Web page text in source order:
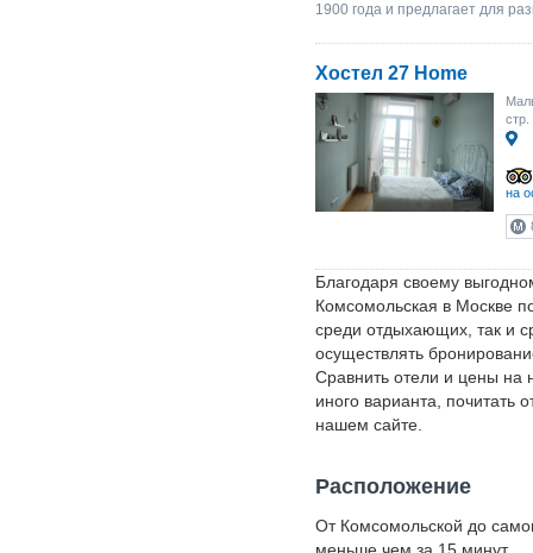
1900 года и предлагает для
Хостел 27 Home
стр.
на
Благодаря своему
Комсомольская в Москве
среди отдыхающих, так и
осуществлять
Сравнить отели и цены на
иного варианта,
нашем сайте.
Расположение
От Комсомольской до